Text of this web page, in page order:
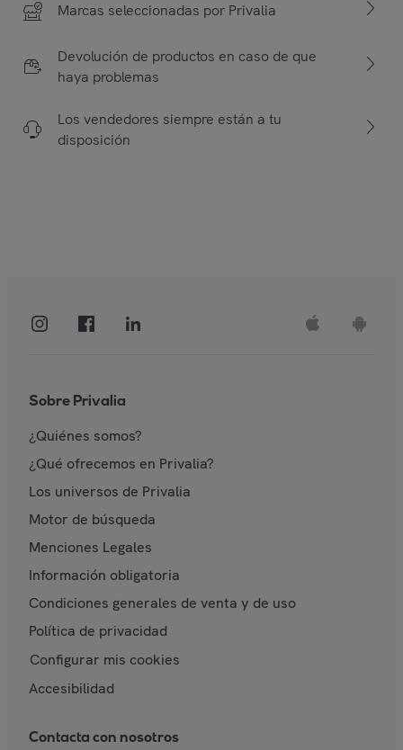
Marcas seleccionadas por Privalia
Devolución de productos en caso de que
haya problemas
Los vendedores siempre están a tu
disposición
Sobre Privalia
¿Quiénes somos?
¿Qué ofrecemos en Privalia?
Los universos de Privalia
Motor de búsqueda
Menciones Legales
Información obligatoria
Condiciones generales de venta y de uso
Política de privacidad
Configurar mis cookies
Accesibilidad
Contacta con nosotros